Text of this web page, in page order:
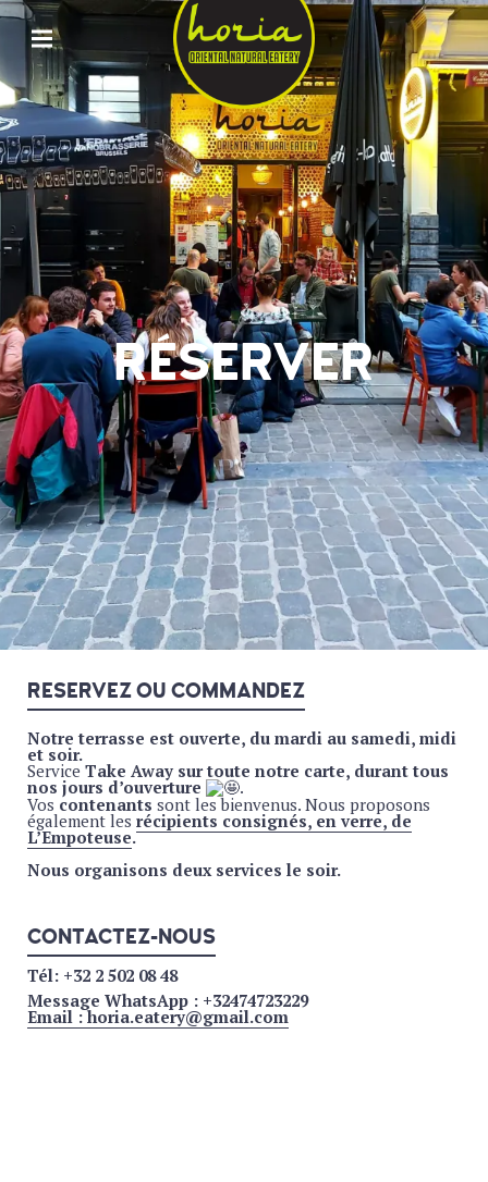
HORIA
ORIENTAL
NATURAL
EATERY
RÉSERVER
RESERVEZ OU COMMANDEZ
Notre terrasse est ouverte, du mardi au samedi, midi
et soir.
Service Take Away sur toute notre carte, durant tous
nos jours d’ouverture
.
Vos contenants sont les bienvenus. Nous proposons
également les récipients consignés, en verre, de
L’Empoteuse.
Nous organisons deux services le soir.
CONTACTEZ-NOUS
Tél: +32 2 502 08 48
Message WhatsApp : +32474723229
Email : horia.eatery@gmail.com